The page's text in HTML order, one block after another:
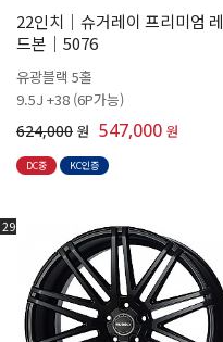
22인치│슈거레이 프리미엄 레
드본│5076
유광블랙 5홀
9.5J +38 (6P가능)
624,000 원 547,000 원
DC중 KC인증
29